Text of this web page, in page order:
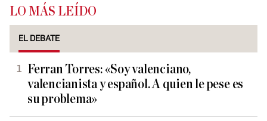
LO MÁS LEÍDO
EL DEBATE
Ferran Torres: «Soy valenciano,
valencianista y español. A quien le pese es
su problema»